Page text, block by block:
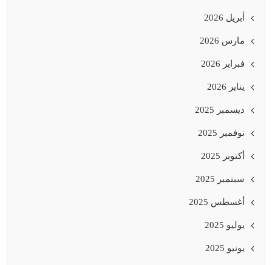
أبريل 2026
مارس 2026
فبراير 2026
يناير 2026
ديسمبر 2025
نوفمبر 2025
أكتوبر 2025
سبتمبر 2025
أغسطس 2025
يوليو 2025
يونيو 2025